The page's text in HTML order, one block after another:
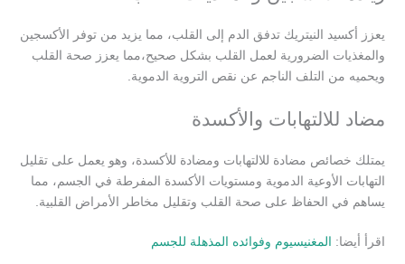
يعزز أكسيد النيتريك تدفق الدم إلى القلب، مما يزيد من توفر الأكسجين
والمغذيات الضرورية لعمل القلب بشكل صحيح،مما يعزز صحة القلب
ويحميه من التلف الناجم عن نقص التروية الدموية.
مضاد للالتهابات والأكسدة
يمتلك خصائص مضادة للالتهابات ومضادة للأكسدة، وهو يعمل على تقليل
التهابات الأوعية الدموية ومستويات الأكسدة المفرطة في الجسم، مما
يساهم في الحفاظ على صحة القلب وتقليل مخاطر الأمراض القلبية.
اقرأ أيضا: المغنيسيوم وفوائده المذهلة للجسم